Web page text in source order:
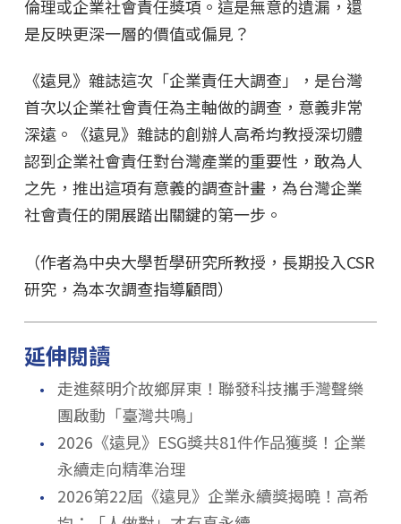
倫理或企業社會責任獎項。這是無意的遺漏，還
是反映更深一層的價值或偏見？
《遠見》雜誌這次「企業責任大調查」，是台灣
首次以企業社會責任為主軸做的調查，意義非常
深遠。《遠見》雜誌的創辦人高希均教授深切體
認到企業社會責任對台灣產業的重要性，敢為人
之先，推出這項有意義的調查計畫，為台灣企業
社會責任的開展踏出關鍵的第一步。
（作者為中央大學哲學研究所教授，長期投入CSR
研究，為本次調查指導顧問）
延伸閱讀
．
走進蔡明介故鄉屏東！聯發科技攜手灣聲樂
團啟動「臺灣共鳴」
．
2026《遠見》ESG獎共81件作品獲獎！企業
永續走向精準治理
．
2026第22屆《遠見》企業永續獎揭曉！高希